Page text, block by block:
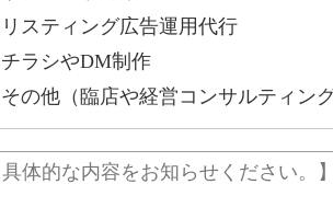
リスティング広告運用代行
チラシやDM制作
その他（臨店や経営コンサルティン